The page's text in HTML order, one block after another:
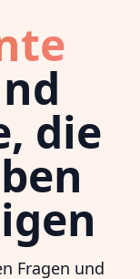
die
Fragen und